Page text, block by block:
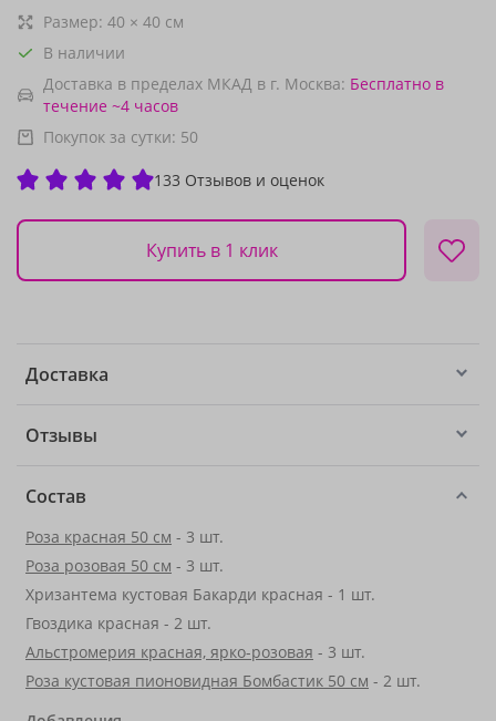
Размер: 40 × 40 см
В наличии
Доставка в пределах МКАД в г. Москва: Бесплатно в
течение ~4 часов
Покупок за сутки: 50
133 Отзывов и оценок
Купить в 1 клик
Доставка
Отзывы
Состав
Роза красная 50 см - 3 шт.
Роза розовая 50 см - 3 шт.
Хризантема кустовая Бакарди красная - 1 шт.
Гвоздика красная - 2 шт.
Альстромерия красная, ярко-розовая - 3 шт.
Роза кустовая пионовидная Бомбастик 50 см - 2 шт.